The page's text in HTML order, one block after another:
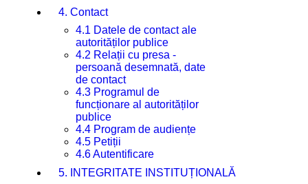
4. Contact
4.1 Datele de contact ale
autorităților publice
4.2 Relații cu presa -
persoană desemnată, date
de contact
4.3 Programul de
funcționare al autorităților
publice
4.4 Program de audiențe
4.5 Petiții
4.6 Autentificare
5. INTEGRITATE INSTITUȚIONALĂ